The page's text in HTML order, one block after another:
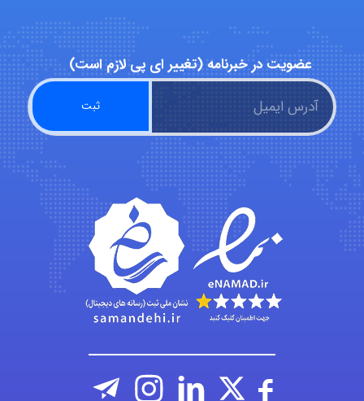
malekf
abolfazlkoshehe
abolfazlkoshehe
A.balandeh
عضویت در خبرنامه (تغییر ای پی لازم است)